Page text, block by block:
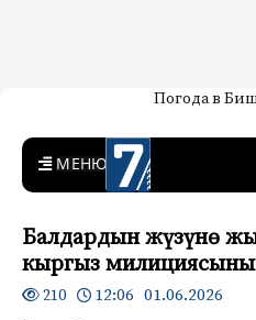
7-канал.
Кыргызстан
Жаңылыктар — Кыргызстан
Погода в
MENU
Балдардын жүзүнө
кыргыз
210 12:06 01.06.2026